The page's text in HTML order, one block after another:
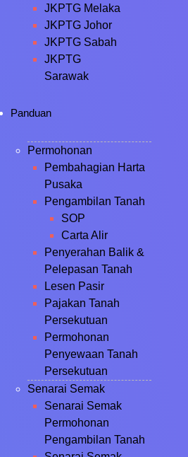
JKPTG Melaka
JKPTG Johor
JKPTG Sabah
JKPTG
Sarawak
Panduan
Permohonan
Pembahagian Harta
Pusaka
Pengambilan Tanah
SOP
Carta Alir
Penyerahan Balik &
Pelepasan Tanah
Lesen Pasir
Pajakan Tanah
Persekutuan
Permohonan
Penyewaan Tanah
Persekutuan
Senarai Semak
Senarai Semak
Permohonan
Pengambilan Tanah